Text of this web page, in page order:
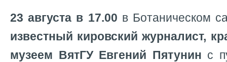
23 августа в 17.00 в Ботаническом
известный кировский журналист,
музеем ВятГУ Евгений Пятунин с